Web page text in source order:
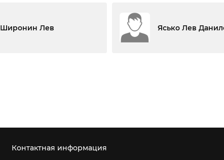
Широнин Лев Ясько Лев
Контактная информация